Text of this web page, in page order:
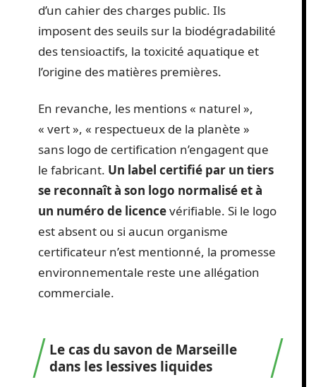
d’un cahier des charges public. Ils
imposent des seuils sur la biodégradabilité
des tensioactifs, la toxicité aquatique et
l’origine des matières premières.
En revanche, les mentions « naturel »,
« vert », « respectueux de la planète »
sans logo de certification n’engagent que
le fabricant. Un label certifié par un tiers
se reconnaît à son logo normalisé et à
un numéro de licencevérifiable. Si le logo
est absent ou si aucun organisme
certificateur n’est mentionné, la promesse
environnementale reste une allégation
commerciale.
Le cas du savon de Marseille
dans les lessives liquides